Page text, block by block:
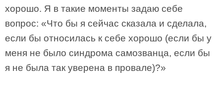
хорошо. Я в такие моменты задаю себе
вопрос: «Что бы я сейчас сказала и сделала,
если бы относилась к себе хорошо (если бы у
меня не было синдрома самозванца, если бы
я не была так уверена в провале)?»